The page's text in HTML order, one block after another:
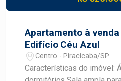
Apartamento à
Edifício Céu Azul
Centro - Piracicaba/SP
Características do imóvel: